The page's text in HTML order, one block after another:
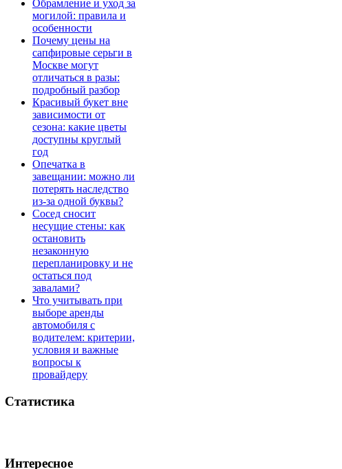
Обрамление и уход за
могилой: правила и
особенности
Почему цены на
сапфировые серьги в
Москве могут
отличаться в разы:
подробный разбор
Красивый букет вне
зависимости от
сезона: какие цветы
доступны круглый
год
Опечатка в
завещании: можно ли
потерять наследство
из-за одной буквы?
Сосед сносит
несущие стены: как
остановить
незаконную
перепланировку и не
остаться под
завалами?
Что учитывать при
выборе аренды
автомобиля с
водителем: критерии,
условия и важные
вопросы к
провайдеру
Статистика
Интересное